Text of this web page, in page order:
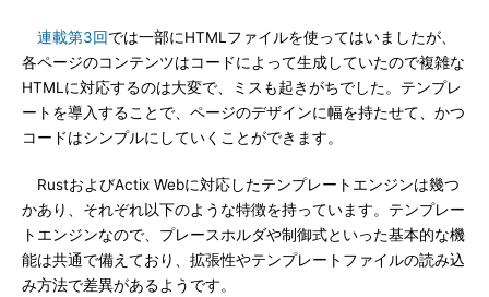
連載第3回では一部にHTMLファイルを使ってはいましたが、
各ページのコンテンツはコードによって生成していたので複雑な
HTMLに対応するのは大変で、ミスも起きがちでした。テンプレ
ートを導入することで、ページのデザインに幅を持たせて、かつ
コードはシンプルにしていくことができます。
RustおよびActix Webに対応したテンプレートエンジンは幾つ
かあり、それぞれ以下のような特徴を持っています。テンプレー
トエンジンなので、プレースホルダや制御式といった基本的な機
能は共通で備えており、拡張性やテンプレートファイルの読み込
み方法で差異があるようです。